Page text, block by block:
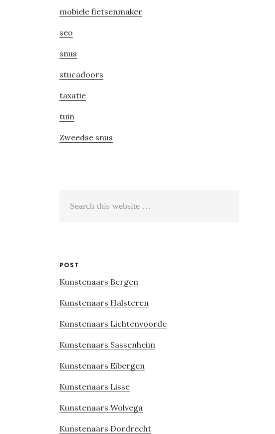
mobiele fietsenmaker
seo
snus
stucadoors
taxatie
tuin
Zweedse snus
POST
Kunstenaars Bergen
Kunstenaars Halsteren
Kunstenaars Lichtenvoorde
Kunstenaars Sassenheim
Kunstenaars Eibergen
Kunstenaars Lisse
Kunstenaars Wolvega
Kunstenaars Dordrecht